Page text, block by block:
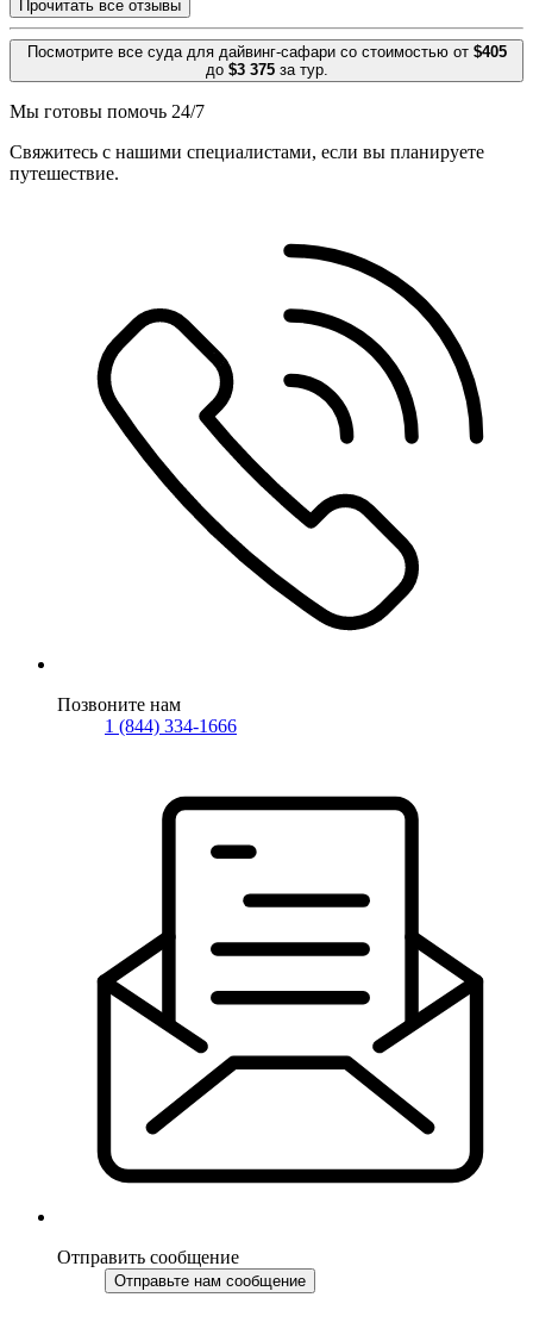
Прочитать все отзывы
Посмотрите все суда для дайвинг-сафари со стоимостью от $405
до $3 375за тур.
Мы готовы помочь 24/7
Свяжитесь с нашими специалистами, если вы планируете
путешествие.
Позвоните нам
1 (844) 334-1666
Отправить сообщение
Отправьте нам сообщение